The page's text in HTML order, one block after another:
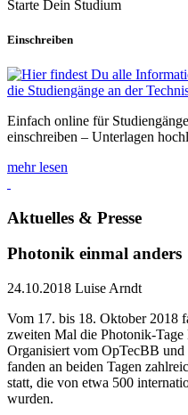
Starte Dein Studium
Einschreiben
Einfach online für
einschreiben – Unterlagen
mehr lesen
Aktuelles & Presse
Photonik einmal anders
24.10.2018 Luise Arndt
Vom 17. bis 18. Oktober 2018
zweiten Mal die Photonik-
Organisiert vom OpTecBB
fanden an beiden Tagen
statt, die von etwa 500
wurden.